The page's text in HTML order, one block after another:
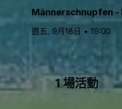
Männerschnupfen -
週五, 9月18日 • 19:00
1 場活動